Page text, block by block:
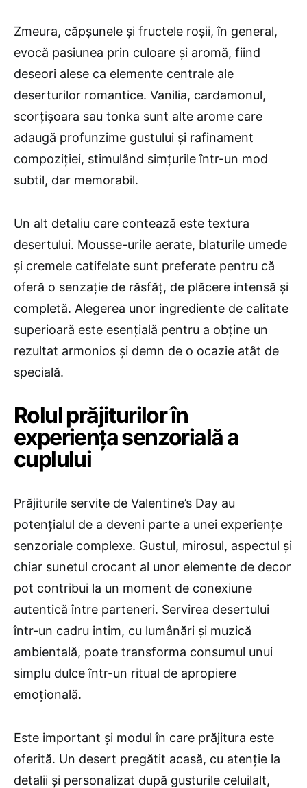
Zmeura, căpșunele și fructele roșii, în general,
evocă pasiunea prin culoare și aromă, fiind
deseori alese ca elemente centrale ale
deserturilor romantice. Vanilia, cardamonul,
scorțișoara sau tonka sunt alte arome care
adaugă profunzime gustului și rafinament
compoziției, stimulând simțurile într-un mod
subtil, dar memorabil.
Un alt detaliu care contează este textura
desertului. Mousse-urile aerate, blaturile umede
și cremele catifelate sunt preferate pentru că
oferă o senzație de răsfăț, de plăcere intensă și
completă. Alegerea unor ingrediente de calitate
superioară este esențială pentru a obține un
rezultat armonios și demn de o ocazie atât de
specială.
Rolul prăjiturilor în
experiența senzorială a
cuplului
Prăjiturile servite de Valentine’s Day au
potențialul de a deveni parte a unei experiențe
senzoriale complexe. Gustul, mirosul, aspectul și
chiar sunetul crocant al unor elemente de decor
pot contribui la un moment de conexiune
autentică între parteneri. Servirea desertului
într-un cadru intim, cu lumânări și muzică
ambientală, poate transforma consumul unui
simplu dulce într-un ritual de apropiere
emoțională.
Este important și modul în care prăjitura este
oferită. Un desert pregătit acasă, cu atenție la
detalii și personalizat după gusturile celuilalt,